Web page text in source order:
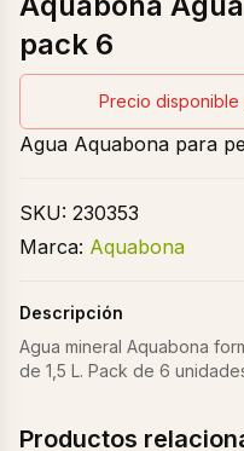
pack 6
Precio disponible
Agua Aquabona para
SKU: 230353
Marca: Aquabona
Descripción
Agua mineral Aquabona
de 1,5 L. Pack de 6
Productos